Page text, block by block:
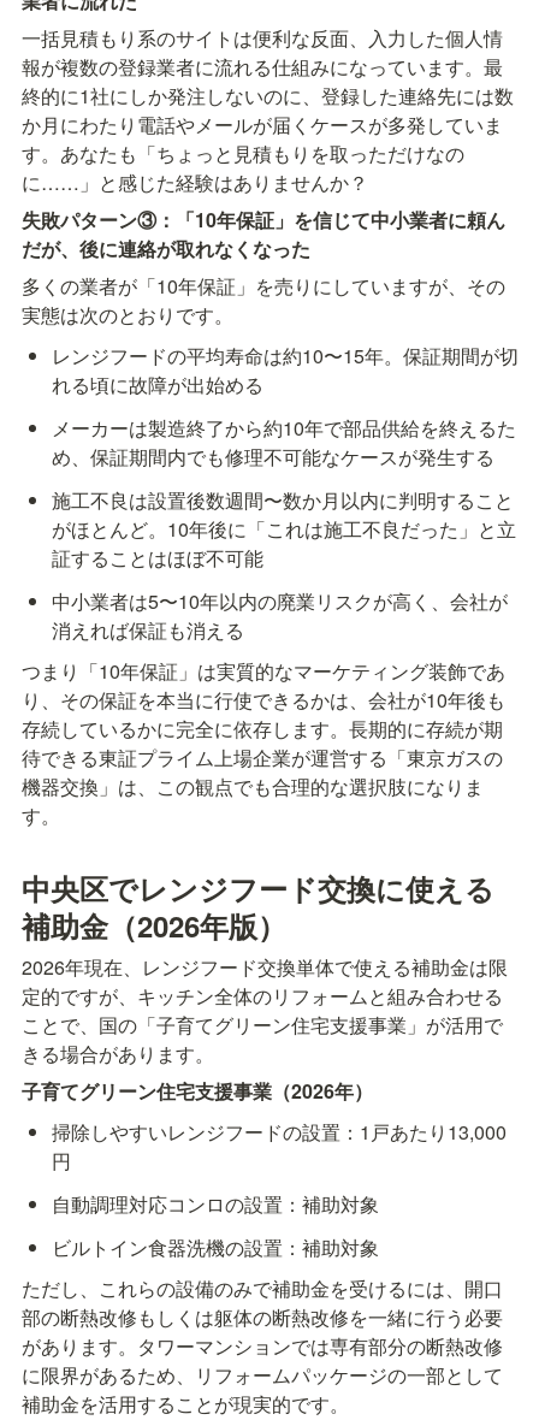
一括見積もり系のサイトは便利な反面、入力した個人情
報が複数の登録業者に流れる仕組みになっています。最
終的に1社にしか発注しないのに、登録した連絡先には数
か月にわたり電話やメールが届くケースが多発していま
す。あなたも「ちょっと見積もりを取っただけなの
に……」と感じた経験はありませんか？
失敗パターン③：「10年保証」を信じて中小業者に頼ん
だが、後に連絡が取れなくなった
多くの業者が「10年保証」を売りにしていますが、その
実態は次のとおりです。
レンジフードの平均寿命は約10〜15年。保証期間が切
れる頃に故障が出始める
メーカーは製造終了から約10年で部品供給を終えるた
め、保証期間内でも修理不可能なケースが発生する
施工不良は設置後数週間〜数か月以内に判明すること
がほとんど。10年後に「これは施工不良だった」と立
証することはほぼ不可能
中小業者は5〜10年以内の廃業リスクが高く、会社が
消えれば保証も消える
つまり「10年保証」は実質的なマーケティング装飾であ
り、その保証を本当に行使できるかは、会社が10年後も
存続しているかに完全に依存します。長期的に存続が期
待できる東証プライム上場企業が運営する「東京ガスの
機器交換」は、この観点でも合理的な選択肢になりま
す。
中央区でレンジフード交換に使える
補助金（2026年版）
2026年現在、レンジフード交換単体で使える補助金は限
定的ですが、キッチン全体のリフォームと組み合わせる
ことで、国の「子育てグリーン住宅支援事業」が活用で
きる場合があります。
子育てグリーン住宅支援事業（2026年）
掃除しやすいレンジフードの設置：1戸あたり13,000
円
自動調理対応コンロの設置：補助対象
ビルトイン食器洗機の設置：補助対象
ただし、これらの設備のみで補助金を受けるには、開口
部の断熱改修もしくは躯体の断熱改修を一緒に行う必要
があります。タワーマンションでは専有部分の断熱改修
に限界があるため、リフォームパッケージの一部として
補助金を活用することが現実的です。